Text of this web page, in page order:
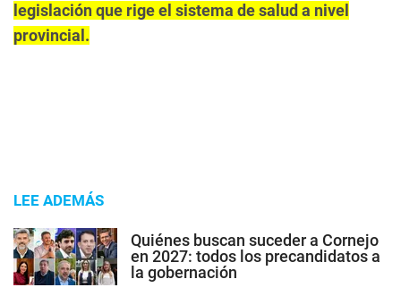
legislación que rige el sistema de salud a nivel
provincial.
LEE ADEMÁS
Quiénes buscan suceder a Cornejo
en 2027: todos los precandidatos a
la gobernación